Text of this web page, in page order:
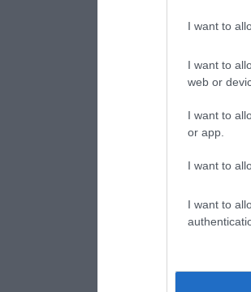
I want to
I want to
web or
I want to
or app.
I want to
I want to